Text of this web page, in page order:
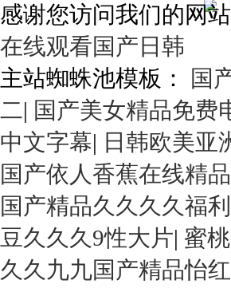
感谢您访问我们的网
在线观看国产日韩
主站蜘蛛池模板：
国
二| 国产美女精品免费
中文字幕| 日韩欧美亚
国产依人香蕉在线精品
国产精品久久久久福利
豆久久久9性大片| 蜜
久久九九国产精品怡